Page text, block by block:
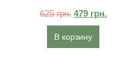
625грн. 479 грн.
В корзину